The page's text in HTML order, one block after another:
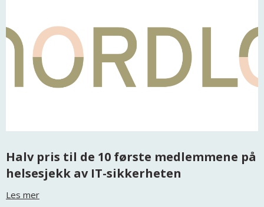
Halv pris til de 10 første medlemmene på
helsesjekk av IT-sikkerheten
Les mer